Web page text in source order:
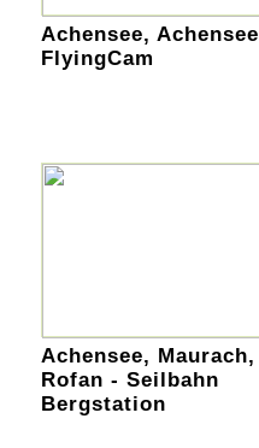
Achensee,
FlyingCam
Achensee, Maurach,
Rofan - Seilbahn
Bergstation